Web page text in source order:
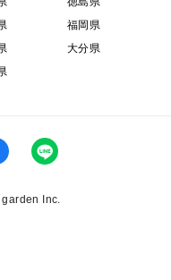
福岡県
大分県
Inc.